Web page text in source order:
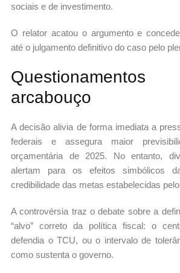
sociais e de investimento.
O relator acatou o argumento e
até o julgamento definitivo do caso pelo
arcabouço
A decisão alivia de forma imediata a
federais e assegura maior
orçamentária de 2025. No entanto,
alertam para os efeitos simbólicos
credibilidade das metas estabelecidas
A controvérsia traz o debate sobre a
“alvo” correto da política fiscal: o
defendia o TCU, ou o intervalo de
como sustenta o governo.